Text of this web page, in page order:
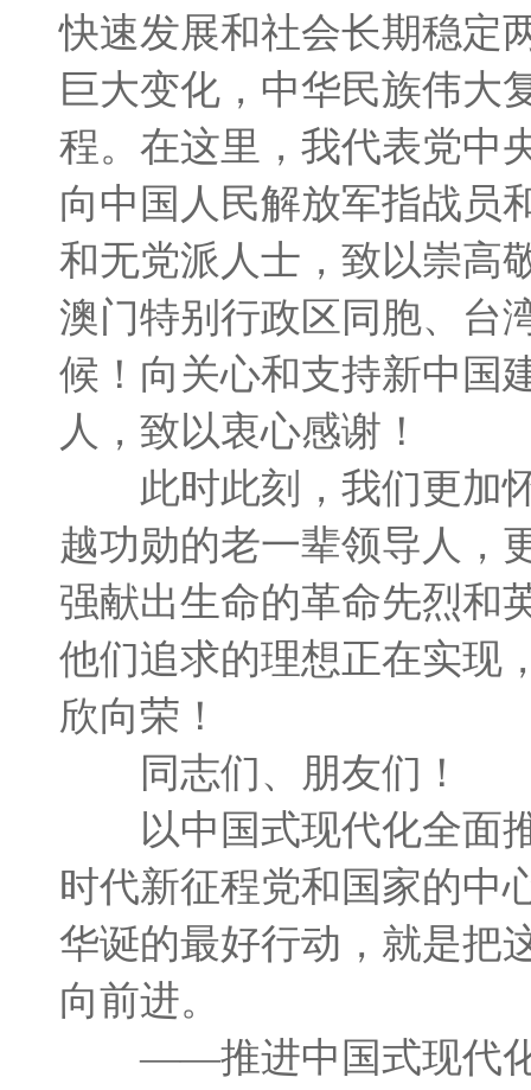
快速发展和社会长期稳定
巨大变化，中华民族伟大
程。在这里，我代表党中
向中国人民解放军指战员
和无党派人士，致以崇高
澳门特别行政区同胞、台
候！向关心和支持新中国
人，致以衷心感谢！
此时此刻，我们更加怀
越功勋的老一辈领导人，
强献出生命的革命先烈和
他们追求的理想正在实现
欣向荣！
同志们、朋友们！
以中国式现代化全面推
时代新征程党和国家的中
华诞的最好行动，就是把
向前进。
——推进中国式现代化